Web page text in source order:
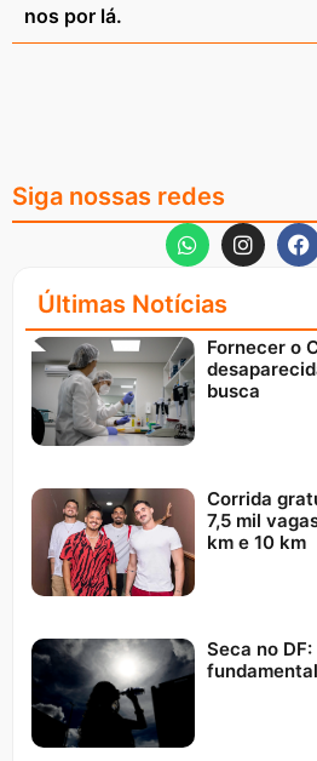
nos por lá.
Siga nossas redes
Últimas Notícias
Fornecer o
busca
Corrida
7,5 mil
km e 10 km
Seca no